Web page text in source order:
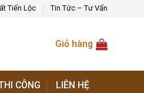
Tiến Lộc Tin Tức – Tư Vấn
Giỏ hàng
CÔNG LIÊN HỆ